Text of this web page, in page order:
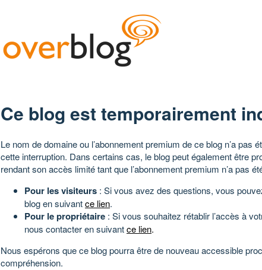
Ce blog est temporairement
Le nom de domaine ou l’abonnement premium de ce blog n’a pas
cette interruption. Dans certains cas, le blog peut également être
rendant son accès limité tant que l’abonnement premium n’a pas
Pour les visiteurs : Si vous avez des questions, vous
blog en suivantce lien.
Pour le propriétaire : Si vous souhaitez rétablir l’accès à
nous contacter en suivantce lien.
Nous espérons que ce blog pourra être de nouveau accessible
compréhension.